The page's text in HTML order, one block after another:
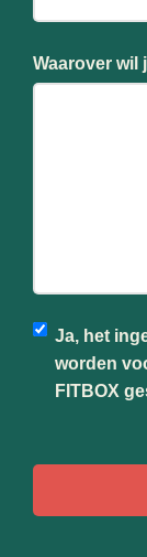
Waarover wil
Ja, het
worden
FITBOX